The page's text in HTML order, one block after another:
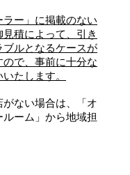
ラー」に掲載のない
積によって、引き
ルとなるケースが
で、事前に十分な
たします。
ない場合は、「オ
ーム」から地域担